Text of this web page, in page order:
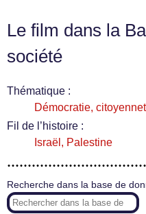
Le film dans la
société
Thématique :
Démocratie,
Fil de l’histoire :
Israël, Palestine
Recherche dans la base de